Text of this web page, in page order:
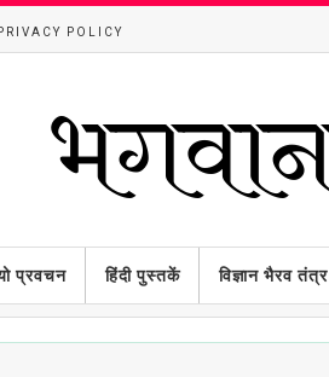
PRIVACY POLICY
प्रवचन हिंदी पुस्तकें विज्ञान भैरव तंत्र